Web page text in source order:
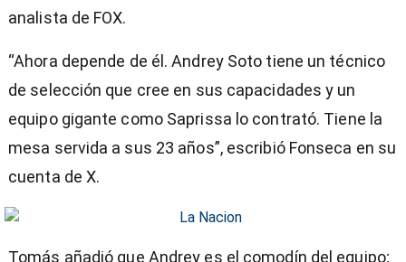
analista de FOX.
“Ahora depende de él. Andrey Soto tiene un técnico
de selección que cree en sus capacidades y un
equipo gigante como Saprissa lo contrató. Tiene la
mesa servida a sus 23 años”, escribió Fonseca en su
cuenta de X.
Tomás añadió que Andrey es el comodín del equipo;